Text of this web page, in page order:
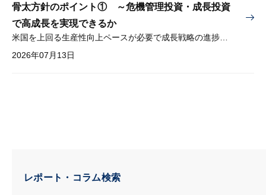
骨太方針のポイント① ～危機管理投資・成長投資
で高成長を実現できるか
2026年07月13日
レポート・コラム検索